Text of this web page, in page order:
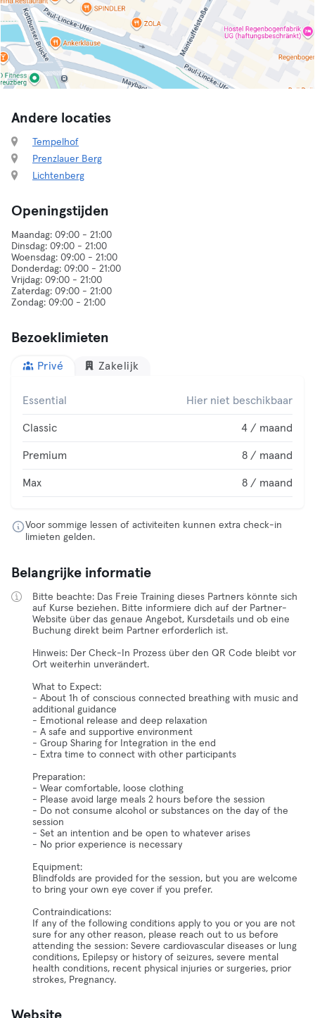
Andere locaties
Tempelhof
Prenzlauer Berg
Lichtenberg
Openingstijden
Maandag: 09:00 - 21:00
Dinsdag: 09:00 - 21:00
Woensdag: 09:00 - 21:00
Donderdag: 09:00 - 21:00
Vrijdag: 09:00 - 21:00
Zaterdag: 09:00 - 21:00
Bezoeklimieten
Privé Zakelijk
Essential Hier niet beschikbaar
Classic 4 / maand
Premium 8 / maand
Max 8 / maand
Voor sommige lessen of activiteiten kunnen extra check-in
limieten gelden.
Belangrijke informatie
Bitte beachte: Das Freie Training dieses Partners könnte sich
auf Kurse beziehen. Bitte informiere dich auf der Partner-
Website über das genaue Angebot, Kursdetails und ob eine
Buchung direkt beim Partner erforderlich ist.
Hinweis: Der Check-In Prozess über den QR Code bleibt vor
Ort weiterhin unverändert.
What to Expect:
- About 1h of conscious connected breathing with music and
additional guidance
- Emotional release and deep relaxation
- A safe and supportive environment
- Group Sharing for Integration in the end
- Extra time to connect with other participants
Preparation:
- Wear comfortable, loose clothing
- Please avoid large meals 2 hours before the session
- Do not consume alcohol or substances on the day of the
session
- Set an intention and be open to whatever arises
- No prior experience is necessary
Equipment:
Blindfolds are provided for the session, but you are welcome
to bring your own eye cover if you prefer.
Contraindications:
If any of the following conditions apply to you or you are not
sure for any other reason, please reach out to us before
attending the session: Severe cardiovascular diseases or lung
conditions, Epilepsy or history of seizures, severe mental
health conditions, recent physical injuries or surgeries, prior
strokes, Pregnancy.
Website